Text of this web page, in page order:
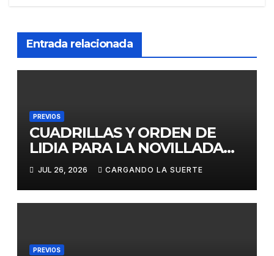
Entrada relacionada
PREVIOS
CUADRILLAS Y ORDEN DE
LIDIA PARA LA NOVILLADA
DE ESTA TARDE EN CIUDAD
REAL
JUL 26, 2026 CARGANDO LA SUERTE
PREVIOS